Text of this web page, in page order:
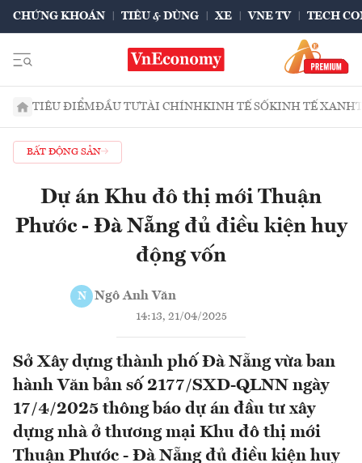
CHỨNG KHOÁN TIÊU & DÙNG XE VNE TV TECH
TIÊU ĐIỂMĐẦU TƯTÀI CHÍNHKINH TẾ SỐKINH TẾ XANH
BẤT ĐỘNG SẢN
Dự án Khu đô thị mới Thuận
Phước - Đà Nẵng đủ điều kiện huy
động vốn
N Ngô Anh Văn
14:13, 21/04/2025
Sở Xây dựng thành phố Đà Nẵng vừa ban
hành Văn bản số 2177/SXD-QLNN ngày
17/4/2025 thông báo dự án đầu tư xây
dựng nhà ở thương mại Khu đô thị mới
Thuận Phước - Đà Nẵng đủ điều kiện huy